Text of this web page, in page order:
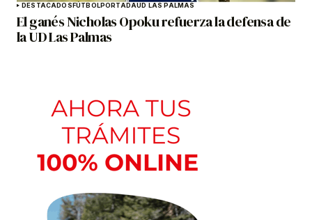
DESTACADOSFÚTBOLPORTADAUD LAS PALMAS
El ganés Nicholas Opoku refuerza la defensa de
la UD Las Palmas